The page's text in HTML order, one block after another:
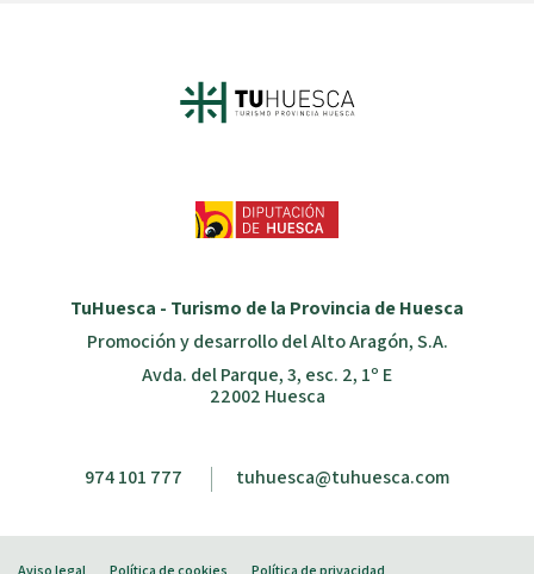
TuHuesca - Turismo de la Provincia de Huesca
Promoción y desarrollo del Alto Aragón, S.A.
Avda. del Parque, 3, esc. 2, 1º E
22002 Huesca
974 101 777 tuhuesca@tuhuesca.com
Aviso legal Política de cookies Política de privacidad